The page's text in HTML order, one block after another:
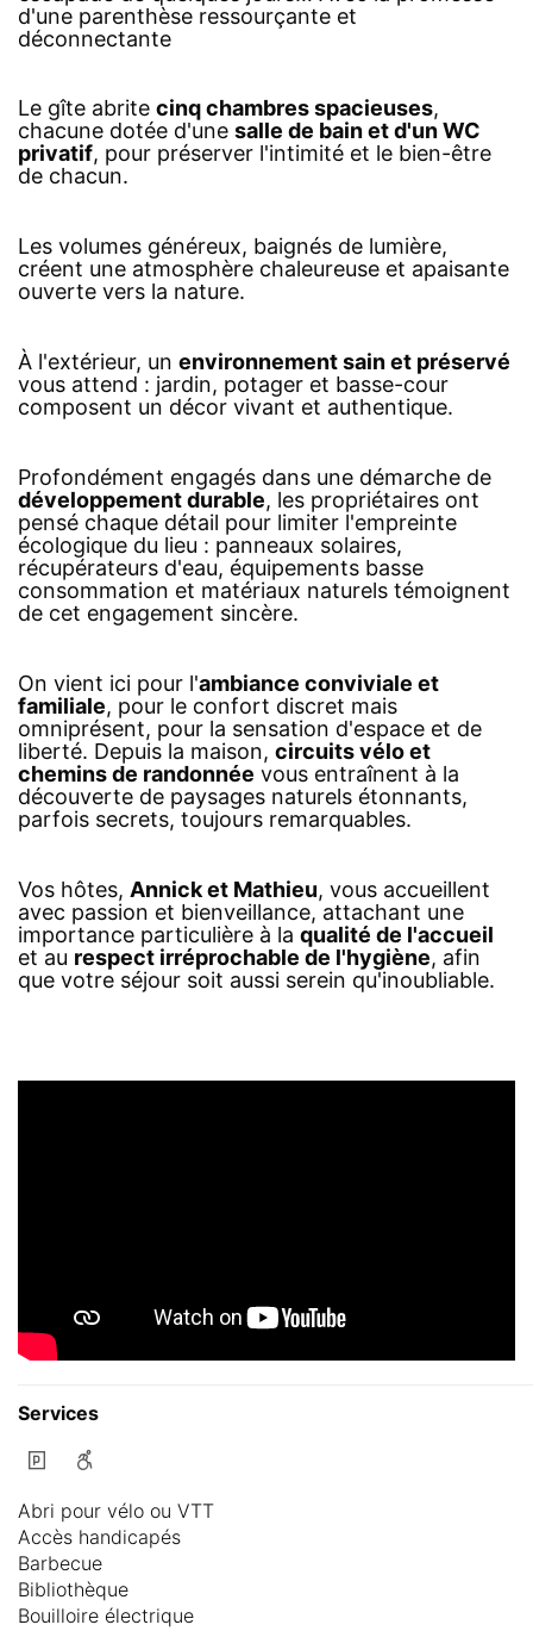
d'une parenthèse ressourçante et
déconnectante
Le gîte abrite cinq chambres spacieuses,
chacune dotée d'une salle de bain et d'un WC
privatif, pour préserver l'intimité et le bien-être
de chacun.
Les volumes généreux, baignés de lumière,
créent une atmosphère chaleureuse et apaisante
ouverte vers la nature.
À l'extérieur, un environnement sain et préservé
vous attend : jardin, potager et basse-cour
composent un décor vivant et authentique.
Profondément engagés dans une démarche de
développement durable, les propriétaires ont
pensé chaque détail pour limiter l'empreinte
écologique du lieu : panneaux solaires,
récupérateurs d'eau, équipements basse
consommation et matériaux naturels témoignent
de cet engagement sincère.
On vient ici pour l'ambiance conviviale et
familiale, pour le confort discret mais
omniprésent, pour la sensation d'espace et de
liberté. Depuis la maison, circuits vélo et
chemins de randonnée vous entraînent à la
découverte de paysages naturels étonnants,
parfois secrets, toujours remarquables.
Vos hôtes, Annick et Mathieu, vous accueillent
avec passion et bienveillance, attachant une
importance particulière à la qualité de l'accueil
et au respect irréprochable de l'hygiène, afin
que votre séjour soit aussi serein qu'inoubliable.
Services
Abri pour vélo ou VTT
Accès handicapés
Barbecue
Bibliothèque
Bouilloire électrique